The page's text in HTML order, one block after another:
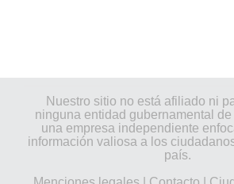
Nuestro sitio no está afiliado ni
ninguna entidad gubernamental
una empresa independiente
información valiosa a los
país.